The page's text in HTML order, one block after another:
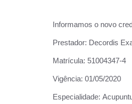
Informamos o novo
Prestador: Decordis
Matrícula: 51004347-4
Vigência: 01/05/2020
Especialidade: